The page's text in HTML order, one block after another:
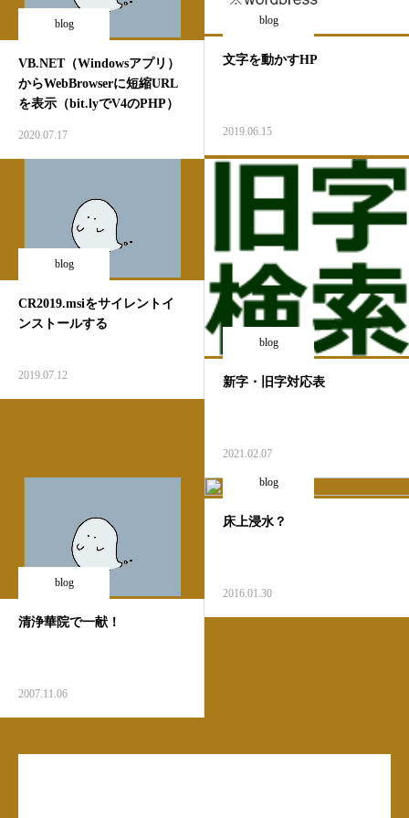
blog
VB.NET（Windowsアプリ）
からWebBrowserに短縮URL
を表示（bit.lyでV4のPHP）
2020.07.17
blog
文字を動かすHP
2019.06.15
blog
CR2019.msiをサイレントイ
ンストールする
2019.07.12
blog
新字・旧字対応表
2021.02.07
blog
清浄華院で一献！
2007.11.06
blog
床上浸水？
2016.01.30